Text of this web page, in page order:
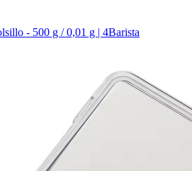
- 500 g / 0,01 g | 4Barista